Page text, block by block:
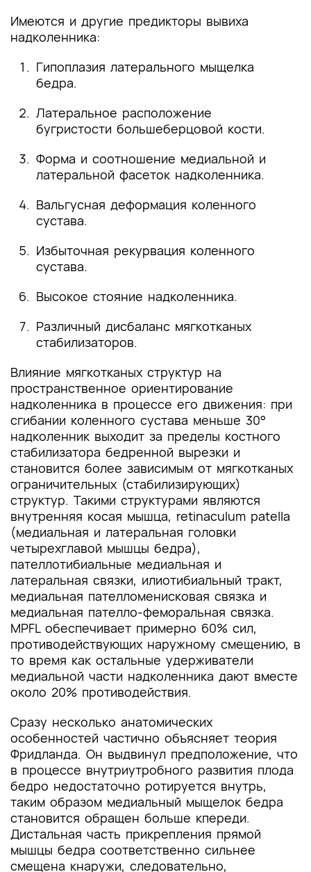
Имеются и другие предикторы вывиха
надколенника:
Гипоплазия латерального мыщелка
бедра.
Латеральное расположение
бугристости большеберцовой кости.
Форма и соотношение медиальной и
латеральной фасеток надколенника.
Вальгусная деформация коленного
сустава.
Избыточная рекурвация коленного
сустава.
Высокое стояние надколенника.
Различный дисбаланс мягкотканых
стабилизаторов.
Влияние мягкотканых структур на
пространственное ориентирование
надколенника в процессе его движения: при
сгибании коленного сустава меньше 30°
надколенник выходит за пределы костного
стабилизатора бедренной вырезки и
становится более зависимым от мягкотканых
ограничительных (стабилизирующих)
структур. Такими структурами являются
внутренняя косая мышца, retinaculum patella
(медиальная и латеральная головки
четырехглавой мышцы бедра),
пателлотибиальные медиальная и
латеральная связки, илиотибиальный тракт,
медиальная пателломенисковая связка и
медиальная пателло-феморальная связка.
MPFL обеспечивает примерно 60% сил,
противодействующих наружному смещению, в
то время как остальные удерживатели
медиальной части надколенника дают вместе
около 20% противодействия.
Сразу несколько анатомических
особенностей частично объясняет теория
Фридланда. Он выдвинул предположение, что
в процессе внутриутробного развития плода
бедро недостаточно ротируется внутрь,
таким образом медиальный мыщелок бедра
становится обращен больше кпереди.
Дистальная часть прикрепления прямой
мышцы бедра соответственно сильнее
смещена кнаружи, следовательно,